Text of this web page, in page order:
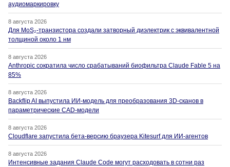
аудиомаркировку
8 августа 2026
Для MoS₂-транзистора создали затворный диэлектрик с эквивалентной
толщиной около 1 нм
8 августа 2026
Anthropic сократила число срабатываний биофильтра Claude Fable 5 на
85%
8 августа 2026
Backflip AI выпустила ИИ-модель для преобразования 3D-сканов в
параметрические CAD-модели
8 августа 2026
Cloudflare запустила бета-версию браузера Kitesurf для ИИ-агентов
8 августа 2026
Интенсивные задания Claude Code могут расходовать в сотни раз